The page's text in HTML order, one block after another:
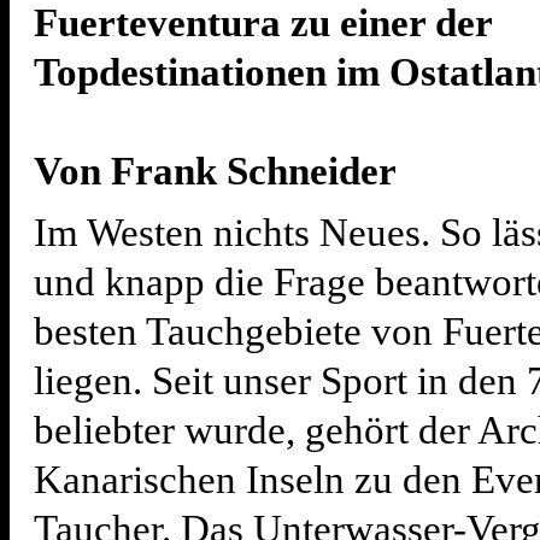
Fuerteventura zu einer der
Topdestinationen im
Von Frank Schneider
Im Westen nichts Neues. So
und knapp die Frage
besten Tauchgebiete von
liegen. Seit unser Sport in den
beliebter wurde, gehört der
Kanarischen Inseln zu den
Taucher. Das Unterwasser-